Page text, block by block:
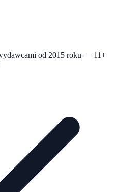
od 2015 roku — 11+